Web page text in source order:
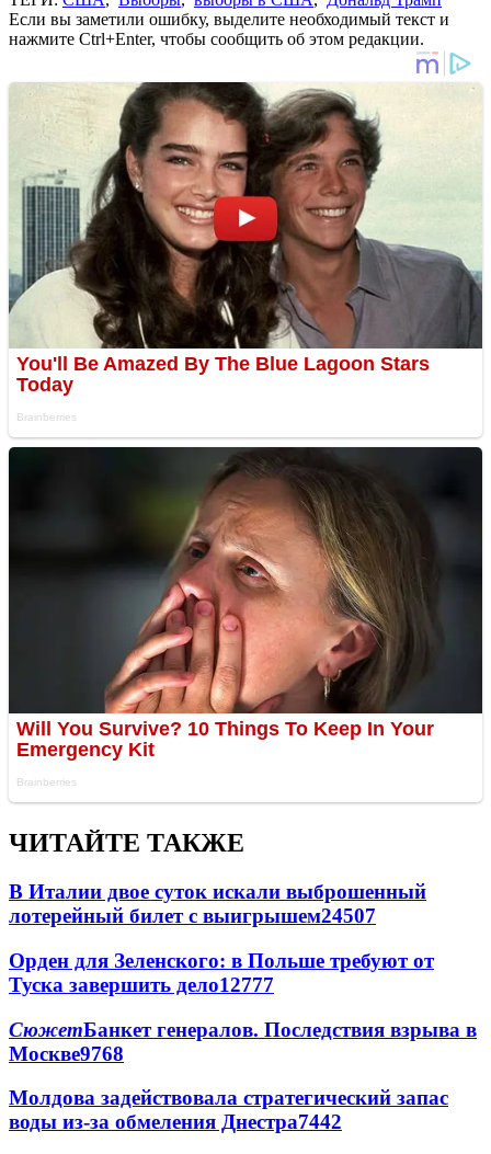
Если вы заметили ошибку, выделите необходимый текст и
нажмите Ctrl+Enter, чтобы сообщить об этом редакции.
ЧИТАЙТЕ ТАКЖЕ
В Италии двое суток искали выброшенный
лотерейный билет с выигрышем24507
Орден для Зеленского: в Польше требуют от
Туска завершить дело12777
СюжетБанкет генералов. Последствия взрыва в
Москве9768
Молдова задействовала стратегический запас
воды из-за обмеления Днестра7442